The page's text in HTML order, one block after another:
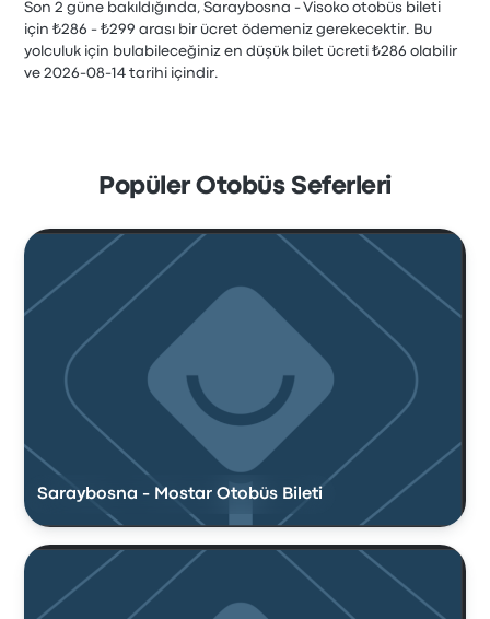
Son 2 güne bakıldığında, Saraybosna - Visoko otobüs bileti
için ₺286 - ₺299 arası bir ücret ödemeniz gerekecektir. Bu
yolculuk için bulabileceğiniz en düşük bilet ücreti ₺286 olabilir
ve 2026-08-14 tarihi içindir.
Popüler Otobüs Seferleri
Saraybosna - Mostar Otobüs Bileti